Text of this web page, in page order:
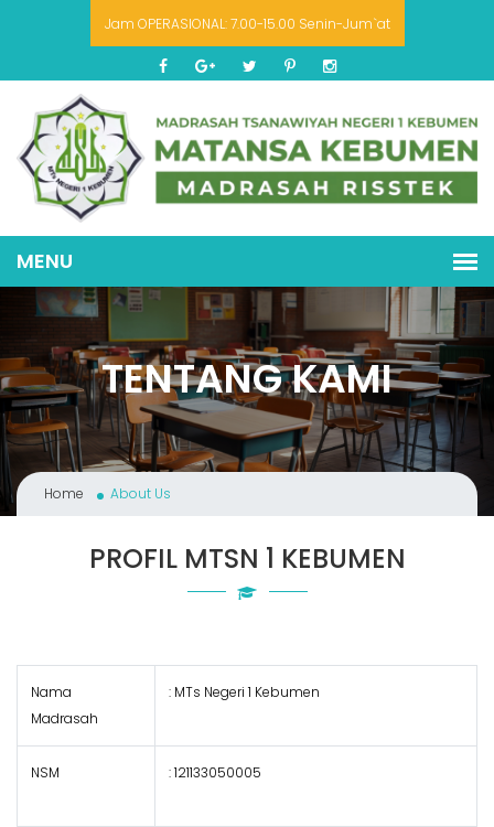
Jam OPERASIONAL: 7.00-15.00 Senin-Jum`at
TENTANG KAMI
Home About Us
PROFIL MTSN 1 KEBUMEN
Nama
Madrasah
: MTs Negeri 1 Kebumen
NSM : 121133050005